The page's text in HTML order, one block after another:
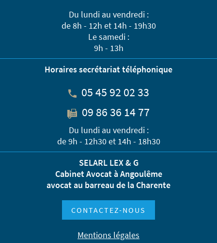
Du lundi au vendredi :
de 8h - 12h et 14h - 19h30
Le samedi :
9h - 13h
Horaires secrétariat téléphonique
05 45 92 02 33
09 86 36 14 77
Du lundi au vendredi :
de 9h - 12h30 et 14h - 18h30
SELARL LEX & G
Cabinet Avocat à Angoulême
avocat au barreau de la Charente
CONTACTEZ-NOUS
Mentions légales